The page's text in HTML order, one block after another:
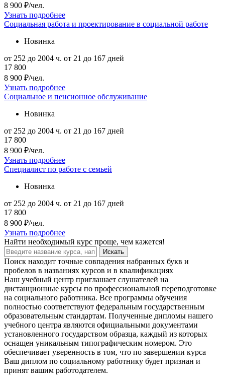
8 900 ₽/чел.
Узнать подробнее
Социальная работа и проектирование в социальной работе
Новинка
от 252 до 2004 ч. от 21 до 167 дней
17 800
8 900 ₽/чел.
Узнать подробнее
Социальное и пенсионное обслуживание
Новинка
от 252 до 2004 ч. от 21 до 167 дней
17 800
8 900 ₽/чел.
Узнать подробнее
Специалист по работе с семьей
Новинка
от 252 до 2004 ч. от 21 до 167 дней
17 800
8 900 ₽/чел.
Узнать подробнее
Найти необходимый курс проще, чем кажется!
Искать
Поиск находит точные совпадения набранных букв и
пробелов в названиях курсов и в квалификациях
Наш учебный центр приглашает слушателей на
дистанционные курсы по профессиональной переподготовке
на социального работника. Все программы обучения
полностью соответствуют федеральным государственным
образовательным стандартам. Полученные дипломы нашего
учебного центра являются официальными документами
установленного государством образца, каждый из которых
оснащен уникальным типографическим номером. Это
обеспечивает уверенность в том, что по завершении курса
Ваш диплом по социальному работнику будет признан и
принят вашим работодателем.